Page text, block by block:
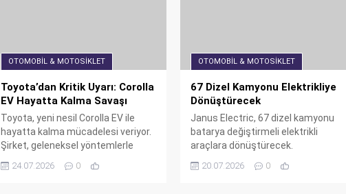
OTOMOBIL & MOTOSIKLET
Toyota’dan Kritik Uyarı: Corolla
EV Hayatta Kalma Savaşı
Toyota, yeni nesil Corolla EV ile
hayatta kalma mücadelesi veriyor.
Şirket, geleneksel yöntemlerle
ederken, Çinli rakiplerine karşı
24.07.2026 0
OTOMOBIL & MOTOSIKLET
67 Dizel Kamyonu Elektrikliye
Dönüştürecek
Janus Electric, 67 dizel kamyonu
batarya değiştirmeli elektrikli
araçlara dönüştürecek.
batarya değişimi yapıldı ve 600.000
20.07.2026 0